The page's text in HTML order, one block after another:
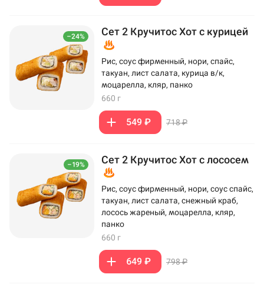
–24% Сет 2 Кручитос Хот с курицей
Рис, соус фирменный, нори, спайс,
такуан, лист салата, курица в/к,
моцарелла, кляр, панко
660 г
549 ₽ 718 ₽
–19% Сет 2 Кручитос Хот с лососем
Рис, соус фирменный, нори, соус спайс,
такуан, лист салата, снежный краб,
лосось жареный, моцарелла, кляр,
панко
660 г
649 ₽ 798 ₽